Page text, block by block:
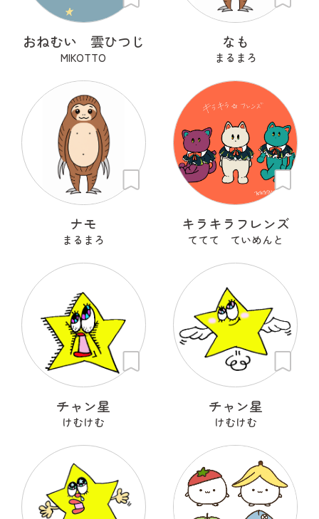
おねむい 雲ひつじ
MIKOTTO
なも
まるまろ
ナモ
まるまろ
キラキラフレンズ
ててて ていめんと
チャン星
けむけむ
チャン星
けむけむ